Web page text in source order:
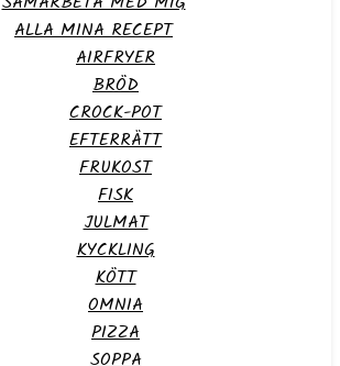
ALLA MINA RECEPT
AIRFRYER
BRÖD
CROCK-POT
EFTERRÄTT
FRUKOST
FISK
JULMAT
KYCKLING
KÖTT
OMNIA
PIZZA
SOPPA